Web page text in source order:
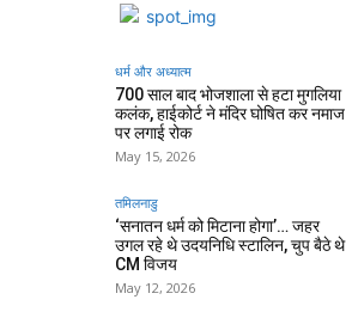
धर्म और अध्यात्म
700 साल बाद भोजशाला से हटा मुगलिया
कलंक, हाईकोर्ट ने मंदिर घोषित कर नमाज
पर लगाई रोक
May 15, 2026
तमिलनाडु
‘सनातन धर्म को मिटाना होगा’… जहर
उगल रहे थे उदयनिधि स्टालिन, चुप बैठे थे
CM विजय
May 12, 2026